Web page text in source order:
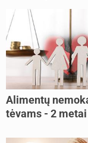
Alimentų
tėvams - 2 metai